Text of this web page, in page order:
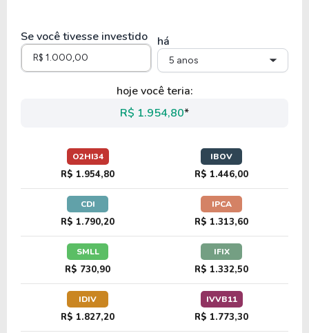
Se você tivesse investido há
5 anos
hoje você teria:
R$ 1.954,80*
O2HI34
R$ 1.954,80
IBOV
R$ 1.446,00
CDI
R$ 1.790,20
IPCA
R$ 1.313,60
SMLL
R$ 730,90
IFIX
R$ 1.332,50
IDIV
R$ 1.827,20
IVVB11
R$ 1.773,30